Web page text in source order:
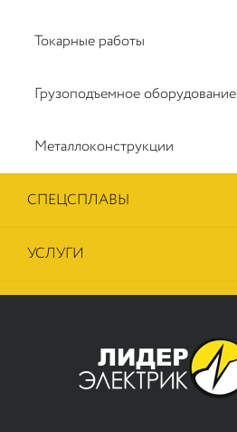
Токарные работы
Грузоподъемное оборудование
Металлоконструкции
СПЕЦСПЛАВЫ
УСЛУГИ